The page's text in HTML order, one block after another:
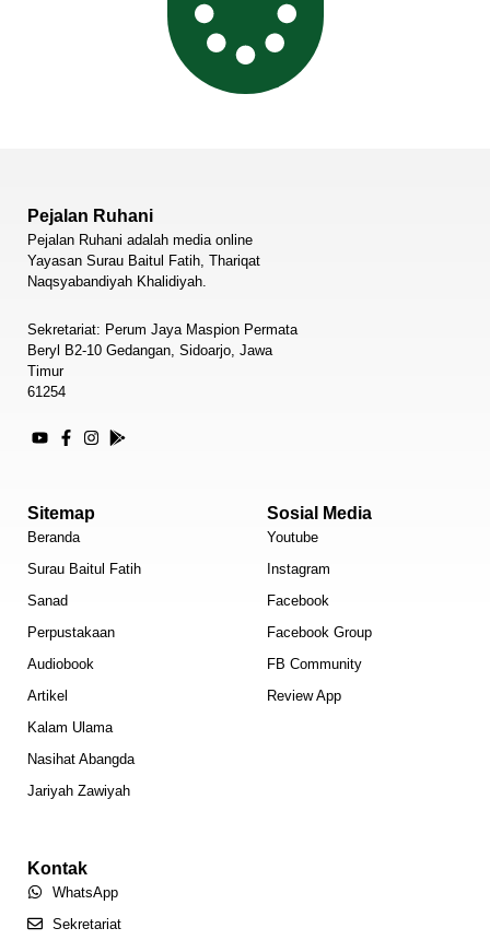
Pejalan Ruhani
Pejalan Ruhani adalah media online
Yayasan Surau Baitul Fatih, Thariqat
Naqsyabandiyah Khalidiyah.
Sekretariat: Perum Jaya Maspion Permata
Beryl B2-10 Gedangan, Sidoarjo, Jawa
Timur
61254
Sitemap
Beranda
Surau Baitul Fatih
Sanad
Perpustakaan
Audiobook
Artikel
Kalam Ulama
Nasihat Abangda
Jariyah Zawiyah
Sosial Media
Youtube
Instagram
Facebook
Facebook Group
FB Community
Review App
Kontak
WhatsApp
Sekretariat